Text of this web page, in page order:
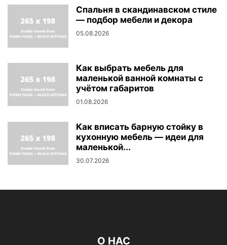
Спальня в скандинавском стиле
— подбор мебели и декора
05.08.2026
Как выбрать мебель для
маленькой ванной комнаты с
учётом габаритов
01.08.2026
Как вписать барную стойку в
кухонную мебель — идеи для
маленькой...
30.07.2026
О НАС